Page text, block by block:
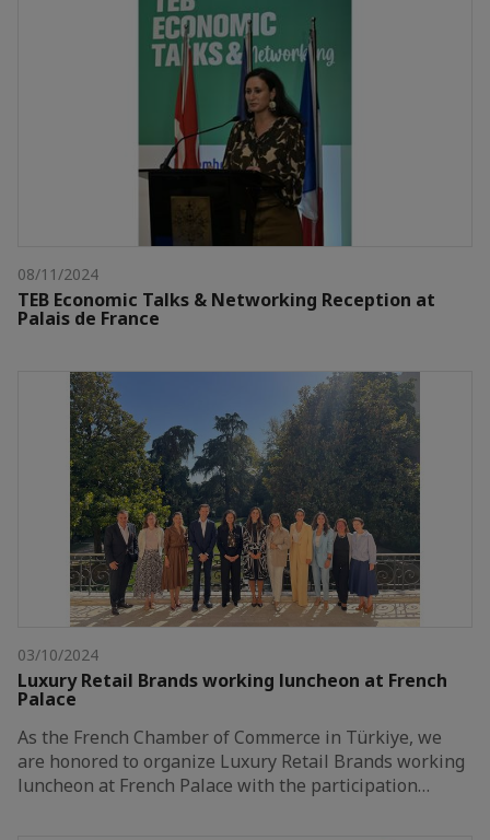
08/11/2024
TEB Economic Talks & Networking Reception at
Palais de France
03/10/2024
Luxury Retail Brands working luncheon at French
Palace
As the French Chamber of Commerce in Türkiye, we
are honored to organize Luxury Retail Brands working
luncheon at French Palace with the participation…